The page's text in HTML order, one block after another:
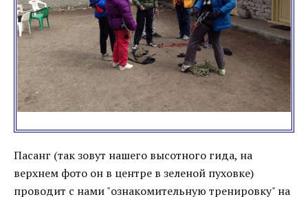
Пасанг (так зовут нашего высотного гида, на
верхнем фото он в центре в зеленой пуховке)
проводит с нами "ознакомительную тренировку" на